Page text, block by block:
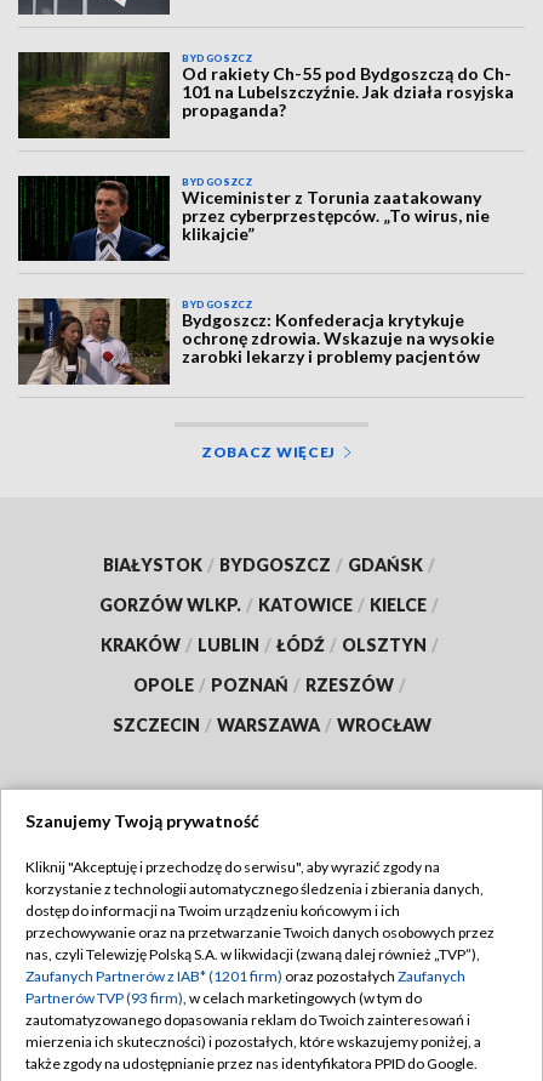
BYDGOSZCZ
Od rakiety Ch-55 pod Bydgoszczą do Ch-
101 na Lubelszczyźnie. Jak działa rosyjska
propaganda?
BYDGOSZCZ
Wiceminister z Torunia zaatakowany
przez cyberprzestępców. „To wirus, nie
klikajcie”
BYDGOSZCZ
Bydgoszcz: Konfederacja krytykuje
ochronę zdrowia. Wskazuje na wysokie
zarobki lekarzy i problemy pacjentów
ZOBACZ WIĘCEJ
BIAŁYSTOK / BYDGOSZCZ / GDAŃSK /
GORZÓW WLKP. / KATOWICE / KIELCE /
KRAKÓW / LUBLIN / ŁÓDŹ / OLSZTYN /
OPOLE / POZNAŃ / RZESZÓW /
SZCZECIN / WARSZAWA / WROCŁAW
TVP
Abonament TVP
Emisja w TVP
Centrum informacji TVP
Naziemna Telewizja Cyfrowa
Regulamin TVP
Polityka prywatności
Moje zgody
Pomoc
Szanujemy Twoją prywatność
Kliknij "Akceptuję i przechodzę do serwisu", aby wyrazić zgody na
korzystanie z technologii automatycznego śledzenia i zbierania danych,
dostęp do informacji na Twoim urządzeniu końcowym i ich
przechowywanie oraz na przetwarzanie Twoich danych osobowych przez
nas, czyli Telewizję Polską S.A. w likwidacji (zwaną dalej również „TVP”),
Zaufanych Partnerów z IAB* (1201 firm) oraz pozostałych Zaufanych
Partnerów TVP (93 firm), w celach marketingowych (w tym do
zautomatyzowanego dopasowania reklam do Twoich zainteresowań i
mierzenia ich skuteczności) i pozostałych, które wskazujemy poniżej, a
także zgody na udostępnianie przez nas identyfikatora PPID do Google.